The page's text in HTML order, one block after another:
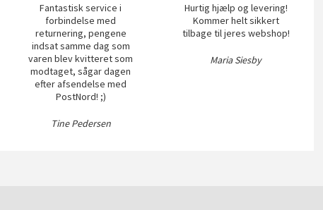
Fantastisk service i
forbindelse med
returnering, pengene
indsat samme dag som
varen blev kvitteret som
modtaget, sågar dagen
efter afsendelse med
PostNord! ;)
Tine Pedersen
Hurtig hjælp og levering!
Kommer helt sikkert
tilbage til jeres webshop!
Maria Siesby